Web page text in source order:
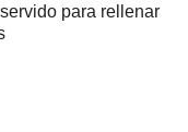
para rellenar